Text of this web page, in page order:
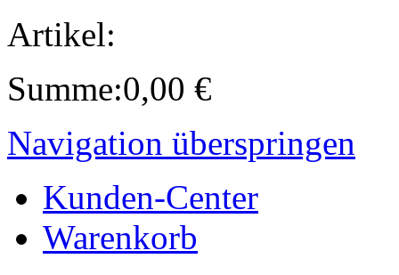
Artikel:
Summe:0,00 €
Navigation überspringen
Kunden-Center
Warenkorb